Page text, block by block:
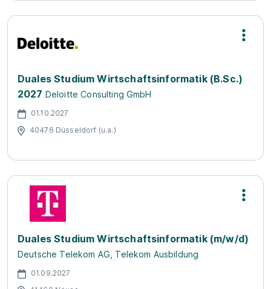
Duales Studium Wirtschaftsinformatik (B.Sc.)
2027 Deloitte Consulting GmbH
01.10.2027
40476 Düsseldorf (u.a.)
Duales Studium Wirtschaftsinformatik (m/w/d)
Deutsche Telekom AG, Telekom Ausbildung
01.09.2027